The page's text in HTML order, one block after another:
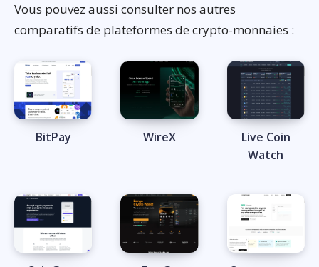
Vous pouvez aussi consulter nos autres
comparatifs de plateformes de crypto-monnaies :
BitPay WireX
Live Coin
Watch